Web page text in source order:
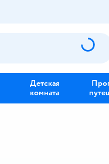
Детская
комната